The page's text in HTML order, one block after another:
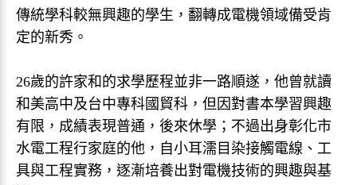
傳統學科較無興趣的學生，翻轉成電機領域備受肯
定的新秀。
26歲的許家和的求學歷程並非一路順遂，他曾就讀
和美高中及台中專科國貿科，但因對書本學習興趣
有限，成績表現普通，後來休學；不過出身彰化市
水電工程行家庭的他，自小耳濡目染接觸電線、工
具與工程實務，逐漸培養出對電機技術的興趣與基